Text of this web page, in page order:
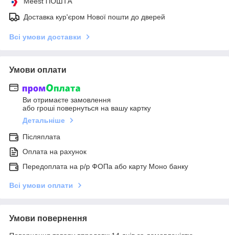
Доставка кур'єром Нової пошти до дверей
Всі умови доставки
Умови оплати
Ви отримаєте замовлення
або гроші повернуться на вашу картку
Детальніше
Післяплата
Оплата на рахунок
Передоплата на р/р ФОПа або карту Моно банку
Всі умови оплати
Умови повернення